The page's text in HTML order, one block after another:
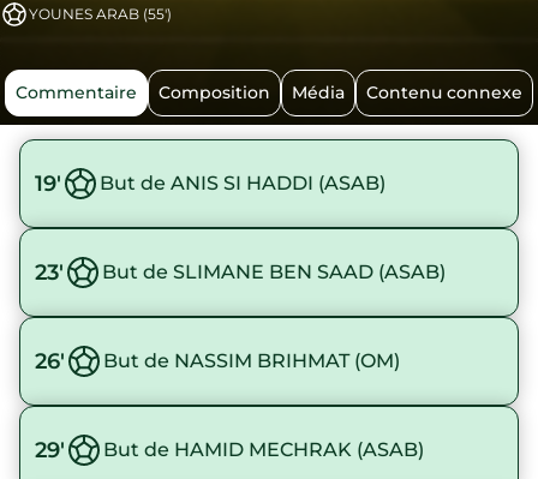
YOUNES ARAB (55')
Commentaire Composition Média Contenu connexe
19' But de ANIS SI HADDI (ASAB)
23' But de SLIMANE BEN SAAD (ASAB)
26' But de NASSIM BRIHMAT (OM)
29' But de HAMID MECHRAK (ASAB)